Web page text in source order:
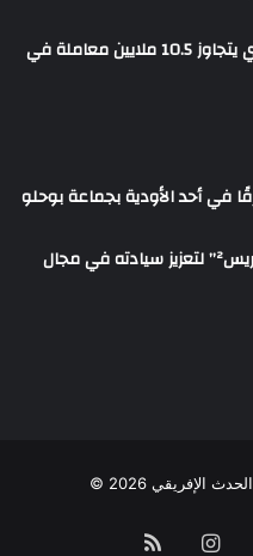
رواندا.. نظام “إي كاش” للأداء الفوري يتجاوز 10.5 ملايين معاملة في
في أحد الأودية بجماعة بوحلو
الاتحاد الأوروبي يسرّع نشر شبكة “إيريس²” لتعزيز سيادته في مجال
الإفريقي 2026 ©
Instagram
RSS